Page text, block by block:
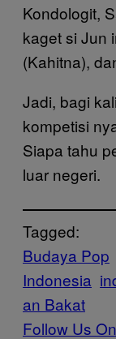
Kondologit,
kaget si Jun
(Kahitna),
Jadi, bagi
kompetisi
Siapa tahu
luar negeri.
Tagged:
Budaya Pop
Indonesia
an Bakat
Follow Us